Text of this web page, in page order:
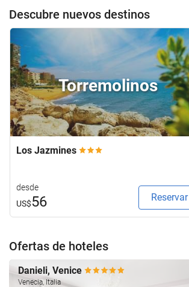
Descubre nuevos destinos
Torremolinos
Los Jazmines
desde
US$56 Reservar
Ofertas de hoteles
Danieli, Venice
Venecia, Italia